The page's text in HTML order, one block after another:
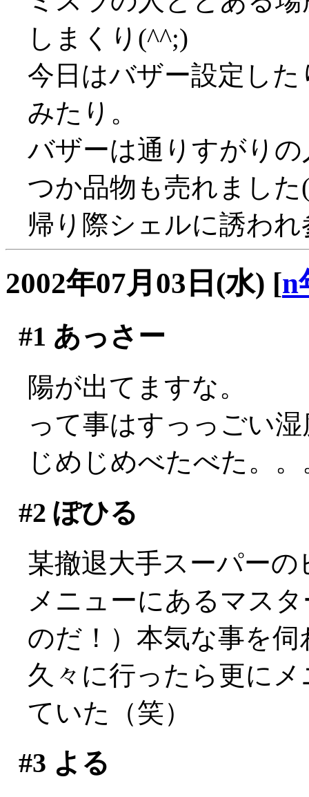
しまくり(^^;)
今日はバザー設定し
みたり。
バザーは通りすがり
つか品物も売れまし
帰り際シェルに誘わ
2002年07月03日(水) [n
#1 あっさー
陽が出てますな。
って事はすっっごい
じめじめべたべた。。
#2 ぽひる
某撤退大手スーパー
メニューにあるマス
のだ！）本気な事を
久々に行ったら更に
ていた（笑）
#3 よる